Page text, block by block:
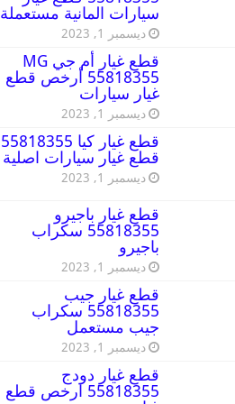
سيارات المانية مستعملة
ديسمبر 1, 2023
قطع غيار أم جي MG
55818355 أرخص قطع
غيار سيارات
ديسمبر 1, 2023
قطع غيار كيا 55818355
قطع غيار سيارات اصلية
ديسمبر 1, 2023
قطع غيار باجيرو
55818355 سكراب
باجيرو
ديسمبر 1, 2023
قطع غيار جيب
55818355 سكراب
جيب مستعمل
ديسمبر 1, 2023
قطع غيار دودج
55818355 ارخص قطع